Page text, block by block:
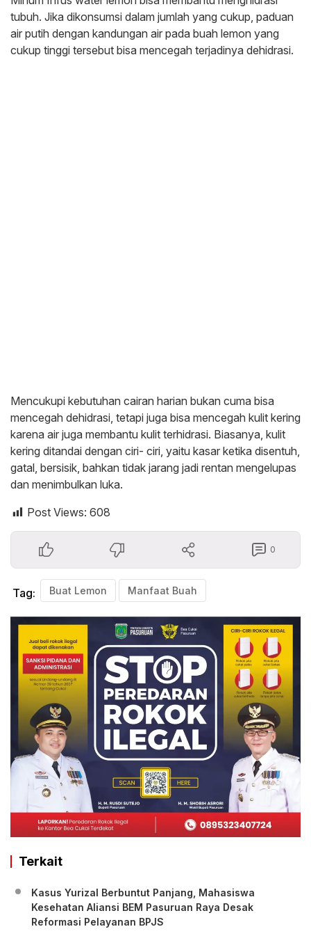
tubuh. Jika dikonsumsi dalam jumlah yang cukup, paduan
air putih dengan kandungan air pada buah lemon yang
cukup tinggi tersebut bisa mencegah terjadinya dehidrasi.
Mencukupi kebutuhan cairan harian bukan cuma bisa
mencegah dehidrasi, tetapi juga bisa mencegah kulit kering
karena air juga membantu kulit terhidrasi. Biasanya, kulit
kering ditandai dengan ciri- ciri, yaitu kasar ketika disentuh,
gatal, bersisik, bahkan tidak jarang jadi rentan mengelupas
dan menimbulkan luka.
Post Views: 608
0
Tag: Buat Lemon Manfaat Buah
Terkait
Kasus Yurizal Berbuntut Panjang, Mahasiswa
Kesehatan Aliansi BEM Pasuruan Raya Desak
Reformasi Pelayanan BPJS